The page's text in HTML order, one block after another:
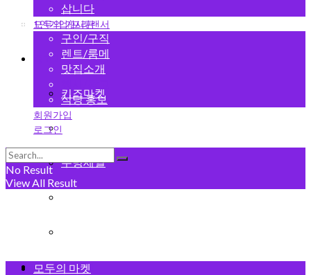
1인기업/프리랜서
중고마켓
키즈마켓
무빙세일
모두의 게시판
삽니다
모두의 게시판
구인/구직
렌트/룸메
맛집소개
식당 홍보
회원가입
로그인
No Result
View All Result
모두의 마켓